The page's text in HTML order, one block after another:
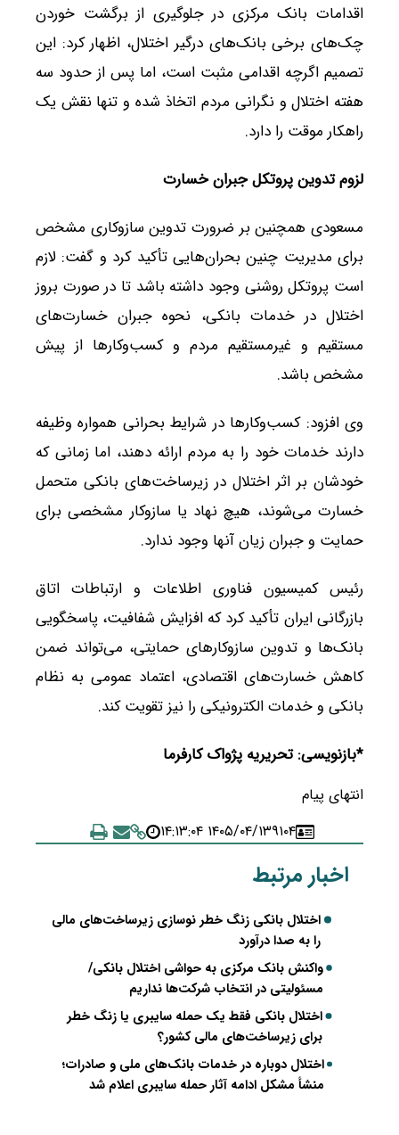
اقدامات بانک مرکزی در جلوگیری از برگشت خوردن
چک‌های برخی بانک‌های درگیر اختلال، اظهار کرد: این
تصمیم اگرچه اقدامی مثبت است، اما پس از حدود سه
هفته اختلال و نگرانی مردم اتخاذ شده و تنها نقش یک
راهکار موقت را دارد.
لزوم تدوین پروتکل جبران خسارت
مسعودی همچنین بر ضرورت تدوین سازوکاری مشخص
برای مدیریت چنین بحران‌هایی تأکید کرد و گفت: لازم
است پروتکل روشنی وجود داشته باشد تا در صورت بروز
اختلال در خدمات بانکی، نحوه جبران خسارت‌های
مستقیم و غیرمستقیم مردم و کسب‌وکارها از پیش
مشخص باشد.
وی افزود: کسب‌وکارها در شرایط بحرانی همواره وظیفه
دارند خدمات خود را به مردم ارائه دهند، اما زمانی که
خودشان بر اثر اختلال در زیرساخت‌های بانکی متحمل
خسارت می‌شوند، هیچ نهاد یا سازوکار مشخصی برای
حمایت و جبران زیان آنها وجود ندارد.
رئیس کمیسیون فناوری اطلاعات و ارتباطات اتاق
بازرگانی ایران تأکید کرد که افزایش شفافیت، پاسخگویی
بانک‌ها و تدوین سازوکارهای حمایتی، می‌تواند ضمن
کاهش خسارت‌های اقتصادی، اعتماد عمومی به نظام
بانکی و خدمات الکترونیکی را نیز تقویت کند.
*بازنویسی: تحریریه پژواک کارفرما
انتهای پیام
۹۱۰۴۱۴۰۵/۰۴/۱۳ ۱۴:۱۳:۰۴
اخبار مرتبط
اختلال بانکی زنگ خطر نوسازی زیرساخت‌های مالی
را به صدا درآورد
واکنش بانک مرکزی به حواشی اختلال بانکی/
مسئولیتی در انتخاب شرکت‌ها نداریم
اختلال بانکی فقط یک حمله سایبری یا زنگ خطر
برای زیرساخت‌های مالی کشور؟
اختلال دوباره در خدمات بانک‌های ملی و صادرات؛
منشأ مشکل ادامه آثار حمله سایبری اعلام شد